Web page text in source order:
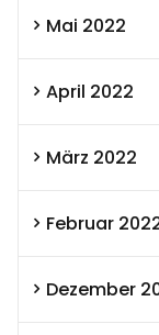
Mai 2022
April 2022
März 2022
Februar
Dezember